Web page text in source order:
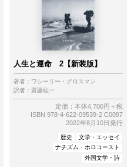
人生と運命 2【新装版】
著者： ワシーリー・グロスマン
訳者： 齋藤紘一
定価：本体4,700円＋税
ISBN 978-4-622-09539-2 C0097
2022年8月10日発行
歴史
文学・エッセイ
ナチズム・ホロコースト
外国文学・詩